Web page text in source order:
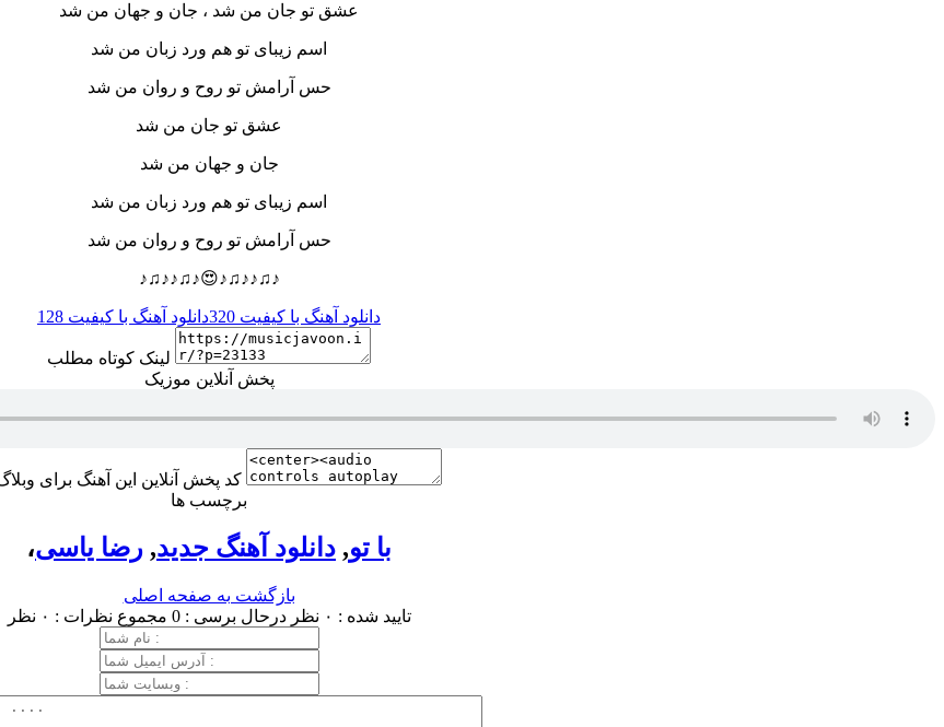
عشق تو جان من شد ، جان و جهان من شد
اسم زیبای تو‌ هم ورد زبان من شد
حس آرامش تو روح و روان من شد
عشق تو جان من شد
جان و جهان من شد
اسم زیبای تو‌ هم ورد زبان من شد
حس آرامش تو روح و روان من شد
♪♫♪♪♫♪😍♪♫♪♪♫♪
دانلود آهنگ با کیفیت 320 دانلود آهنگ با کیفیت 128
لینک کوتاه مطلب
پخش آنلاین موزیک
کد پخش آنلاین این آهنگ برای
برچسب ها
، با تو, دانلود آهنگ جدید, رضا یاسی
بازگشت به صفحه اصلی
تایید شده : ۰ نظر
درحال برسی : 0 مجموع نظرات : ۰ نظر